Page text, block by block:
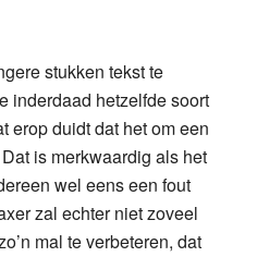
stukken tekst te
inderdaad hetzelfde soort
erop duidt dat het om een
is merkwaardig als het
wel eens een fout
zal echter niet zoveel
mal te verbeteren, dat